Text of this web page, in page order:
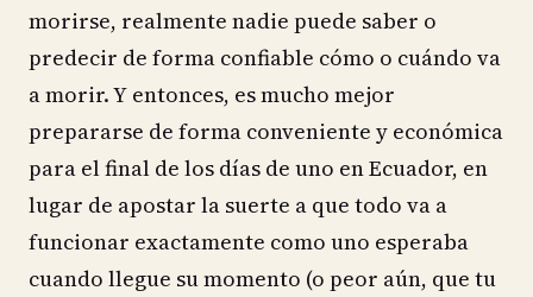
morirse, realmente nadie puede saber o
predecir de forma confiable cómo o cuándo va
a morir. Y entonces, es mucho mejor
prepararse de forma conveniente y económica
para el final de los días de uno en Ecuador, en
lugar de apostar la suerte a que todo va a
funcionar exactamente como uno esperaba
cuando llegue su momento (o peor aún, que tu